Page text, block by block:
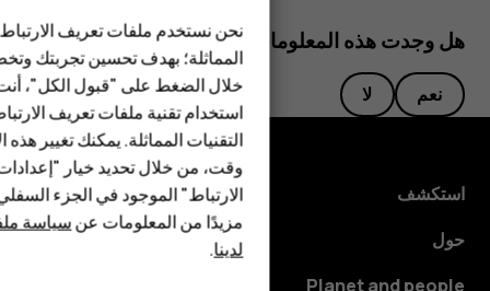
الهواتف المميزة
الأكسسوارات
HMD Terra M
HMD DUB
HMD Watch
للأعمال
هل وجدت هذه المعلومات مفيدة؟
نعم لا
استكشف
حول
Planet and people
نحن نستخدم ملفات تعريف
المماثلة؛ بهدف تحسين تجربتك
خلال الضغط على "قبول الكل"،
استخدام تقنية ملفات تعريف
التقنيات المماثلة. يمكنك تغيير
وقت، من خلال تحديد خيار
الارتباط" الموجود في الجزء
مزيدًا من المعلومات عنسياسة
لدينا.